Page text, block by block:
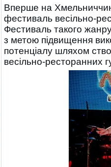
Вперше на
фестиваль весільно-
Фестиваль такого
з метою підвищення
потенціалу шляхом
весільно-ресторанних